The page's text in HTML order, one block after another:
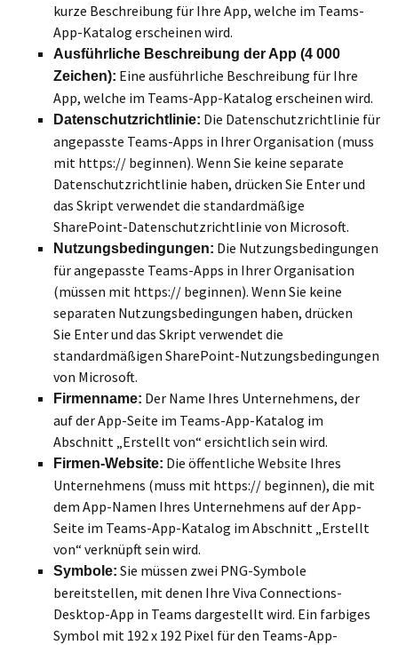
kurze Beschreibung für Ihre App, welche im Teams-
App-Katalog erscheinen wird.
Ausführliche Beschreibung der App (4 000
Zeichen): Eine ausführliche Beschreibung für Ihre
App, welche im Teams-App-Katalog erscheinen wird.
Datenschutzrichtlinie: Die Datenschutzrichtlinie für
angepasste Teams-Apps in Ihrer Organisation (muss
mit https:// beginnen). Wenn Sie keine separate
Datenschutzrichtlinie haben, drücken Sie Enter und
das Skript verwendet die standardmäßige
SharePoint-Datenschutzrichtlinie von Microsoft.
Nutzungsbedingungen: Die Nutzungsbedingungen
für angepasste Teams-Apps in Ihrer Organisation
(müssen mit https:// beginnen). Wenn Sie keine
separaten Nutzungsbedingungen haben, drücken
Sie Enter und das Skript verwendet die
standardmäßigen SharePoint-Nutzungsbedingungen
von Microsoft.
Firmenname: Der Name Ihres Unternehmens, der
auf der App-Seite im Teams-App-Katalog im
Abschnitt „Erstellt von“ ersichtlich sein wird.
Firmen-Website: Die öffentliche Website Ihres
Unternehmens (muss mit https:// beginnen), die mit
dem App-Namen Ihres Unternehmens auf der App-
Seite im Teams-App-Katalog im Abschnitt „Erstellt
von“ verknüpft sein wird.
Symbole: Sie müssen zwei PNG-Symbole
bereitstellen, mit denen Ihre Viva Connections-
Desktop-App in Teams dargestellt wird. Ein farbiges
Symbol mit 192 x 192 Pixel für den Teams-App-